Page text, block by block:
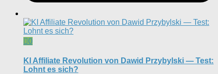
0
KI Affiliate Revolution von Dawid Przybylski — Test:
Lohnt es sich?